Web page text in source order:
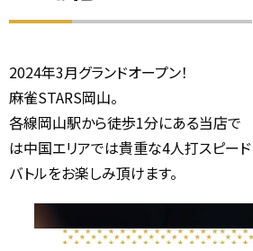
2024年3月グランドオープン！
麻雀STARS岡山。
各線岡山駅から徒歩1分にある当店で
は中国エリアでは貴重な4人打スピード
バトルをお楽しみ頂けます。